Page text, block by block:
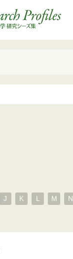
J K L M N